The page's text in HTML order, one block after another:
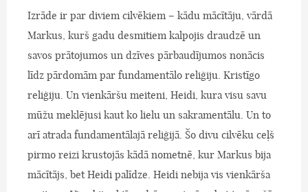
Izrāde ir par diviem cilvēkiem – kādu mācītāju, vārdā
Markus, kurš gadu desmitiem kalpojis draudzē un
savos prātojumos un dzīves pārbaudījumos nonācis
līdz pārdomām par fundamentālo reliģiju. Kristīgo
reliģiju. Un vienkāršu meiteni, Heidi, kura visu savu
mūžu meklējusi kaut ko lielu un sakramentālu. Un to
arī atrada fundamentālajā reliģijā. Šo divu cilvēku ceļš
pirmo reizi krustojās kādā nometnē, kur Markus bija
mācītājs, bet Heidi palīdze. Heidi nebija vis vienkārša